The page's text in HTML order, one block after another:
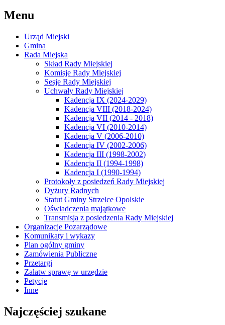
Menu
Urząd Miejski
Gmina
Rada Miejska
Skład Rady Miejskiej
Komisje Rady Miejskiej
Sesje Rady Miejskiej
Uchwały Rady Miejskiej
Kadencja IX (2024-2029)
Kadencja VIII (2018-2024)
Kadencja VII (2014 - 2018)
Kadencja VI (2010-2014)
Kadencja V (2006-2010)
Kadencja IV (2002-2006)
Kadencja III (1998-2002)
Kadencja II (1994-1998)
Kadencja I (1990-1994)
Protokoły z posiedzeń Rady Miejskiej
Dyżury Radnych
Statut Gminy Strzelce Opolskie
Oświadczenia majątkowe
Transmisja z posiedzenia Rady Miejskiej
Organizacje Pozarządowe
Komunikaty i wykazy
Plan ogólny gminy
Zamówienia Publiczne
Przetargi
Załatw sprawę w urzędzie
Petycje
Inne
Najczęściej szukane